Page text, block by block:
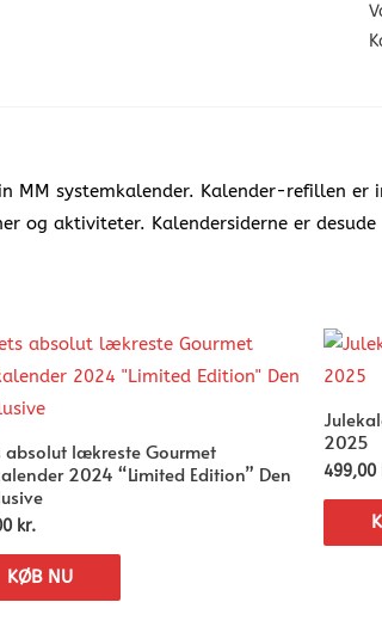
systemkalender. Kalender-refillen
og aktiviteter. Kalendersiderne er desude
absolut lækreste Gourmet
2024 “Limited Edition” Den
kr.
KØB NU
2025
499,00